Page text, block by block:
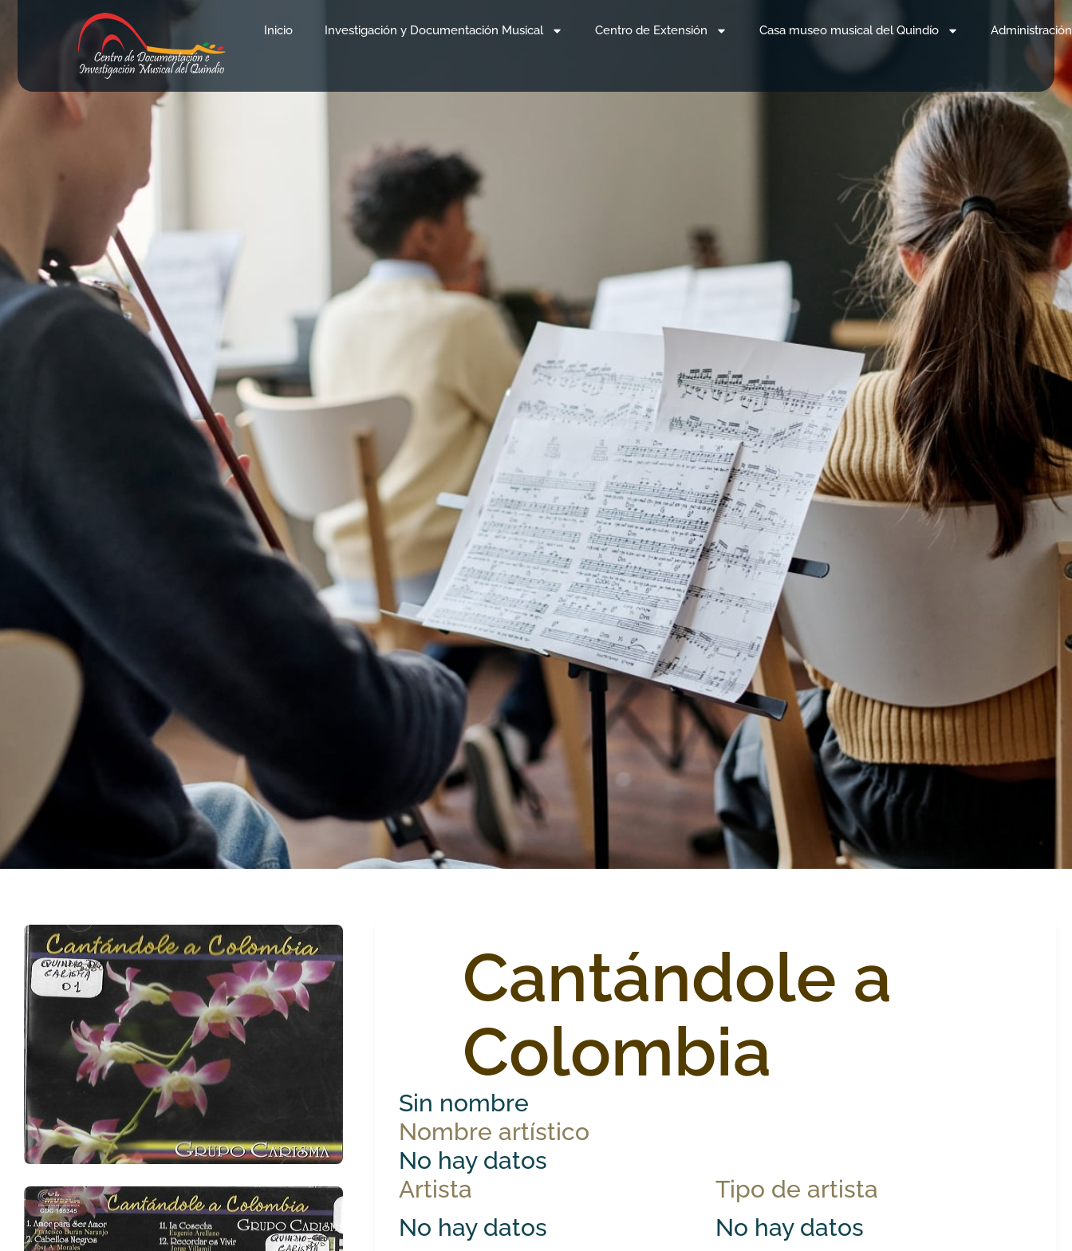
Inicio Investigación y Documentación Musical Centro de Extensión Casa museo musical del Quindío
Cantándole a
Colombia
Sin nombre
Nombre artístico
No hay datos
Artista
No hay datos
Tipo de artista
No hay datos